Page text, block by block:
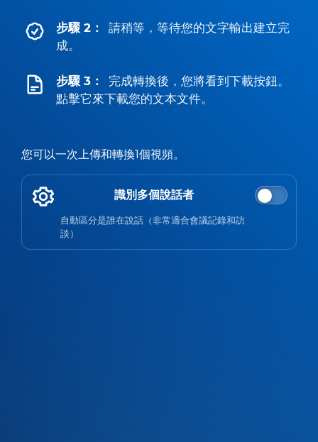
步驟 2：
請稍等，等待您的文字輸出建立完
成。
步驟 3：
完成轉換後，您將看到下載按鈕。
點擊它來下載您的文本文件。
您可以一次上傳和轉換1個視頻。
識別多個說話者
自動區分是誰在說話（非常適合會議記錄和訪
談）